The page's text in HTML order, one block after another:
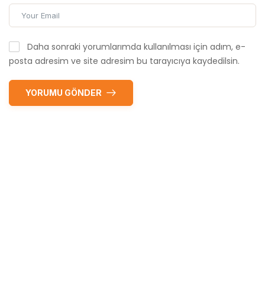
Daha sonraki yorumlarımda kullanılması için adım, e-
posta adresim ve site adresim bu tarayıcıya kaydedilsin.
YORUMU GÖNDER